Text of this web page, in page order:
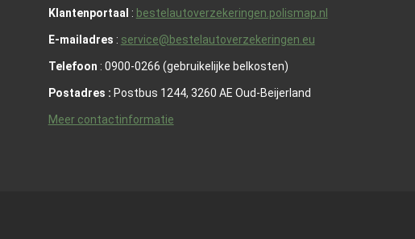
Klantenportaal : bestelautoverzekeringen.polismap.nl
E-mailadres : service@bestelautoverzekeringen.eu
Telefoon : 0900-0266 (gebruikelijke belkosten)
Postadres : Postbus 1244, 3260 AE Oud-Beijerland
Meer contactinformatie